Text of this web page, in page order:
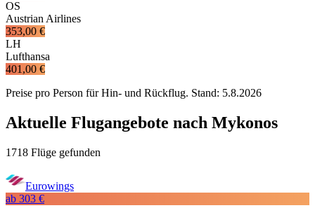
OS
Austrian Airlines
353,00 €
LH
Lufthansa
401,00 €
Preise pro Person für Hin- und Rückflug. Stand: 5.8.2026
Aktuelle Flugangebote nach Mykonos
1718 Flüge gefunden
Eurowings
ab 303 €